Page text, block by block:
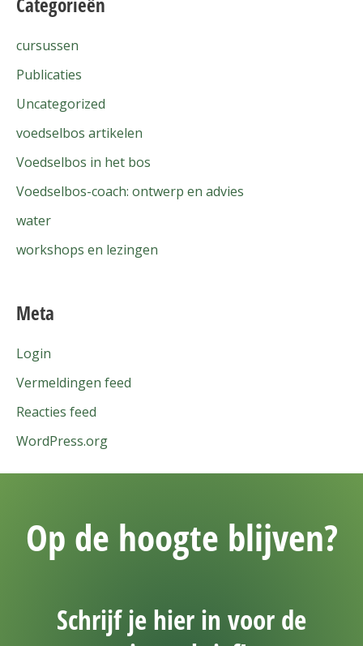
cursussen
Publicaties
Uncategorized
voedselbos artikelen
Voedselbos in het bos
Voedselbos-coach: ontwerp en advies
water
workshops en lezingen
Meta
Login
Vermeldingen feed
Reacties feed
WordPress.org
Op de hoogte blijven?
Schrijf je hier in voor de